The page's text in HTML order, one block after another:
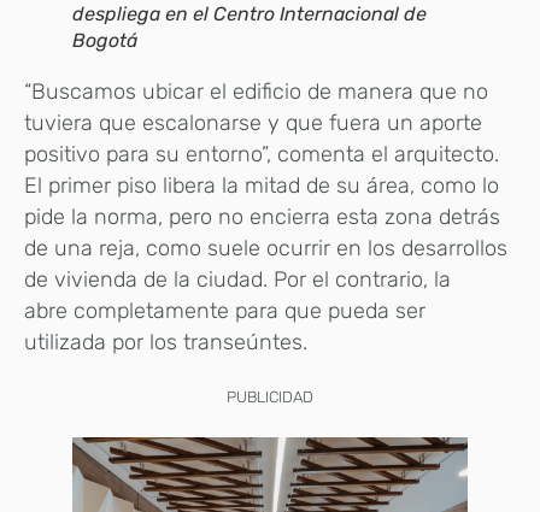
despliega en el Centro Internacional de
Bogotá
“Buscamos ubicar el edificio de manera que no
tuviera que escalonarse y que fuera un aporte
positivo para su entorno”, comenta el arquitecto.
El primer piso libera la mitad de su área, como lo
pide la norma, pero no encierra esta zona detrás
de una reja, como suele ocurrir en los desarrollos
de vivienda de la ciudad. Por el contrario, la
abre completamente para que pueda ser
utilizada por los transeúntes.
PUBLICIDAD